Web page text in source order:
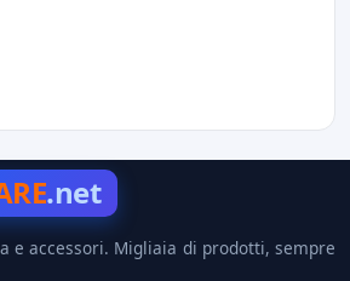
.net
e accessori. Migliaia di prodotti, sempre